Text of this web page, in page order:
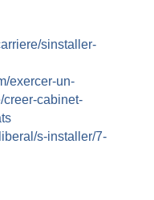
sinstaller-
exercer-un-
creer-cabinet-
s-installer/7-